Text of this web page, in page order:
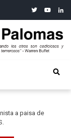
twitteryoutube
a paisa de